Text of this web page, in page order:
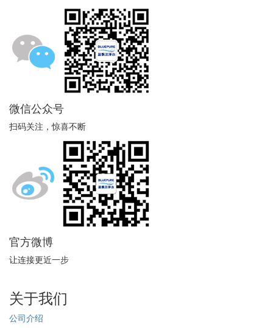
微信公众号
扫码关注，惊喜不断
官方微博
让连接更近一步
关于我们
公司介绍